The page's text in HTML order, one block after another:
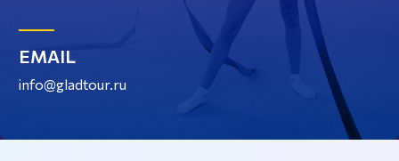
EMAIL
info@gladtour.ru